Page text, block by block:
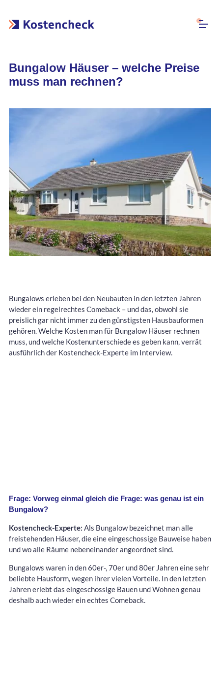
Bungalow Häuser – welche Preise
muss man rechnen?
Bungalows erleben bei den Neubauten in den letzten Jahren
wieder ein regelrechtes Comeback – und das, obwohl sie
preislich gar nicht immer zu den günstigsten Hausbauformen
gehören. Welche Kosten man für Bungalow Häuser rechnen
muss, und welche Kostenunterschiede es geben kann, verrät
ausführlich der Kostencheck-Experte im Interview.
Frage: Vorweg einmal gleich die Frage: was genau ist ein
Bungalow?
Kostencheck-Experte: Als Bungalow bezeichnet man alle
freistehenden Häuser, die eine eingeschossige Bauweise haben
und wo alle Räume nebeneinander angeordnet sind.
Bungalows waren in den 60er-, 70er und 80er Jahren eine sehr
beliebte Hausform, wegen ihrer vielen Vorteile. In den letzten
Jahren erlebt das eingeschossige Bauen und Wohnen genau
deshalb auch wieder ein echtes Comeback.